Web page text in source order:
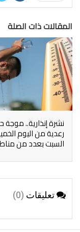
المقالات ذات الصلة
نشرة إنذارية.. موجة
رعدية من اليوم
السبت بعدد من
تعليقات (0)